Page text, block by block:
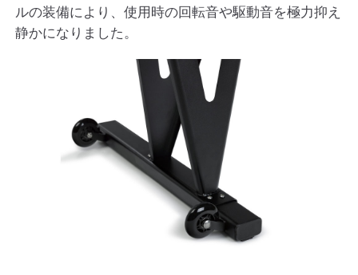
ルの装備により、使用時の回転音や駆動音を極力抑え
静かになりました。